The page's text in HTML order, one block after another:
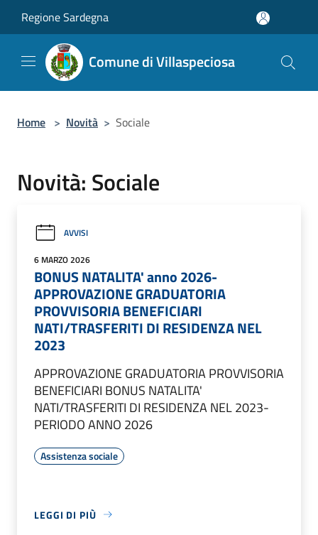
Regione Sardegna
Comune di Villaspeciosa
Home > Novità > Sociale
Novità: Sociale
AVVISI
6 MARZO 2026
BONUS NATALITA' anno 2026-
APPROVAZIONE GRADUATORIA
PROVVISORIA BENEFICIARI
NATI/TRASFERITI DI RESIDENZA NEL
2023
APPROVAZIONE GRADUATORIA PROVVISORIA
BENEFICIARI BONUS NATALITA'
NATI/TRASFERITI DI RESIDENZA NEL 2023-
PERIODO ANNO 2026
Assistenza sociale
LEGGI DI PIÙ